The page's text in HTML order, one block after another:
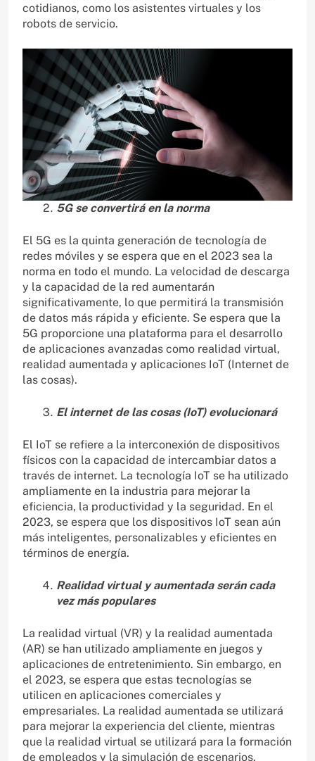
cotidianos, como los asistentes virtuales y los
robots de servicio.
5G se convertirá en la norma
El 5G es la quinta generación de tecnología de
redes móviles y se espera que en el 2023 sea la
norma en todo el mundo. La velocidad de descarga
y la capacidad de la red aumentarán
significativamente, lo que permitirá la transmisión
de datos más rápida y eficiente. Se espera que la
5G proporcione una plataforma para el desarrollo
de aplicaciones avanzadas como realidad virtual,
realidad aumentada y aplicaciones IoT (Internet de
las cosas).
El internet de las cosas (IoT) evolucionará
El IoT se refiere a la interconexión de dispositivos
físicos con la capacidad de intercambiar datos a
través de internet. La tecnología IoT se ha utilizado
ampliamente en la industria para mejorar la
eficiencia, la productividad y la seguridad. En el
2023, se espera que los dispositivos IoT sean aún
más inteligentes, personalizables y eficientes en
términos de energía.
Realidad virtual y aumentada serán cada
vez más populares
La realidad virtual (VR) y la realidad aumentada
(AR) se han utilizado ampliamente en juegos y
aplicaciones de entretenimiento. Sin embargo, en
el 2023, se espera que estas tecnologías se
utilicen en aplicaciones comerciales y
empresariales. La realidad aumentada se utilizará
para mejorar la experiencia del cliente, mientras
que la realidad virtual se utilizará para la formación
de empleados y la simulación de escenarios.